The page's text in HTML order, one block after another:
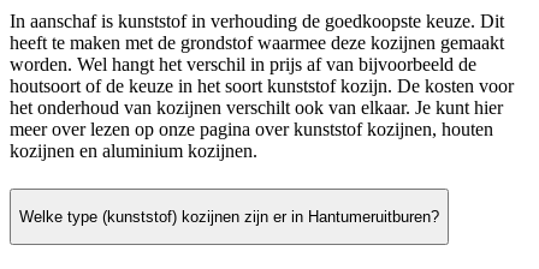
In aanschaf is kunststof in verhouding de goedkoopste keuze. Dit
heeft te maken met de grondstof waarmee deze kozijnen gemaakt
worden. Wel hangt het verschil in prijs af van bijvoorbeeld de
houtsoort of de keuze in het soort kunststof kozijn. De kosten voor
het onderhoud van kozijnen verschilt ook van elkaar. Je kunt hier
meer over lezen op onze pagina over kunststof kozijnen, houten
kozijnen en aluminium kozijnen.
Welke type (kunststof) kozijnen zijn er in Hantumeruitburen?